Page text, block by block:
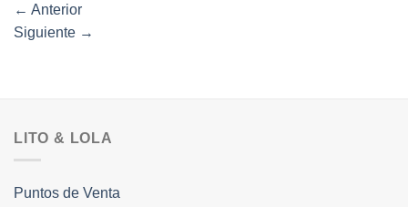
← Anterior
Siguiente →
LITO & LOLA
Puntos de Venta